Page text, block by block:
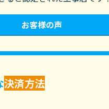
お客様の声
決済方法